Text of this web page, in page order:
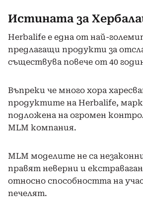
Истината за
Herbalife е една от най-
предлагащи продукти за
съществува повече от 40
Въпреки че много хора
продуктите на Herbalife,
подложена на огромен
MLM компания.
MLM моделите не са
правят неверни и
относно способността на
печелят.